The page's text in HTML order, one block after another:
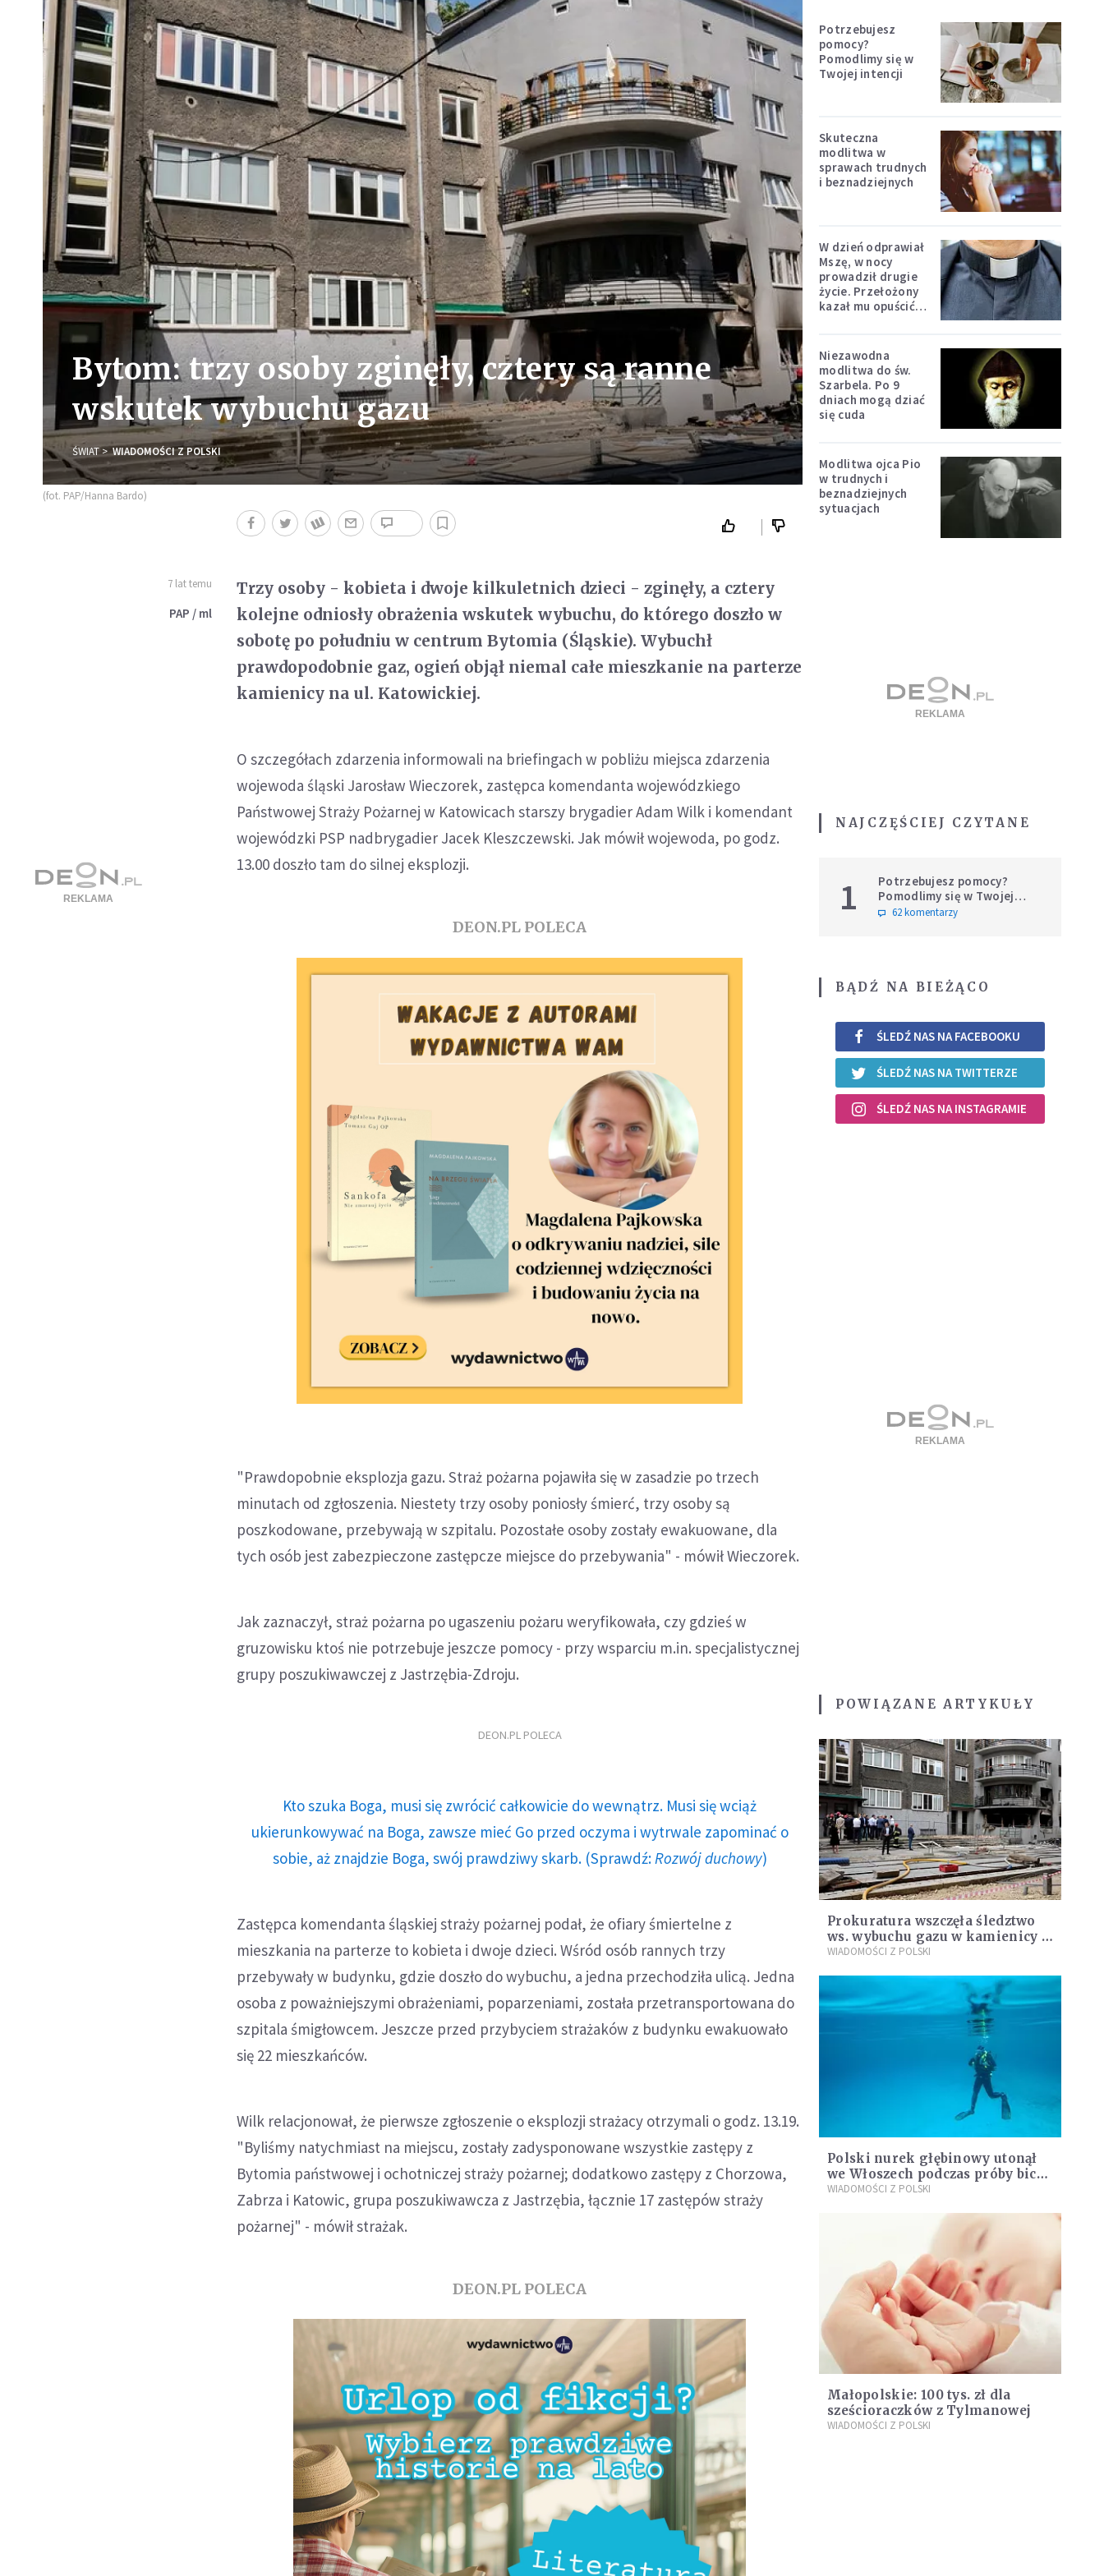
Bytom: trzy osoby zginęły, cztery są ranne
wskutek wybuchu gazu
ŚWIAT WIADOMOŚCI Z POLSKI
(fot. PAP/Hanna Bardo)
7 lat temu
PAP / ml
Trzy osoby - kobieta i dwoje kilkuletnich dzieci - zginęły, a cztery
kolejne odniosły obrażenia wskutek wybuchu, do którego doszło w
sobotę po południu w centrum Bytomia (Śląskie). Wybuchł
prawdopodobnie gaz, ogień objął niemal całe mieszkanie na parterze
kamienicy na ul. Katowickiej.
O szczegółach zdarzenia informowali na briefingach w pobliżu miejsca zdarzenia
wojewoda śląski Jarosław Wieczorek, zastępca komendanta wojewódzkiego
Państwowej Straży Pożarnej w Katowicach starszy brygadier Adam Wilk i komendant
wojewódzki PSP nadbrygadier Jacek Kleszczewski. Jak mówił wojewoda, po godz.
13.00 doszło tam do silnej eksplozji.
DEON.PL POLECA
"Prawdopobnie eksplozja gazu. Straż pożarna pojawiła się w zasadzie po trzech
minutach od zgłoszenia. Niestety trzy osoby poniosły śmierć, trzy osoby są
poszkodowane, przebywają w szpitalu. Pozostałe osoby zostały ewakuowane, dla
tych osób jest zabezpieczone zastępcze miejsce do przebywania" - mówił Wieczorek.
Jak zaznaczył, straż pożarna po ugaszeniu pożaru weryfikowała, czy gdzieś w
gruzowisku ktoś nie potrzebuje jeszcze pomocy - przy wsparciu m.in. specjalistycznej
grupy poszukiwawczej z Jastrzębia-Zdroju.
DEON.PL POLECA
Kto szuka Boga, musi się zwrócić całkowicie do wewnątrz. Musi się wciąż
ukierunkowywać na Boga, zawsze mieć Go przed oczyma i wytrwale zapominać o
sobie, aż znajdzie Boga, swój prawdziwy skarb. (Sprawdź: Rozwój duchowy)
Zastępca komendanta śląskiej straży pożarnej podał, że ofiary śmiertelne z
mieszkania na parterze to kobieta i dwoje dzieci. Wśród osób rannych trzy
przebywały w budynku, gdzie doszło do wybuchu, a jedna przechodziła ulicą. Jedna
osoba z poważniejszymi obrażeniami, poparzeniami, została przetransportowana do
szpitala śmigłowcem. Jeszcze przed przybyciem strażaków z budynku ewakuowało
się 22 mieszkańców.
Wilk relacjonował, że pierwsze zgłoszenie o eksplozji strażacy otrzymali o godz. 13.19.
"Byliśmy natychmiast na miejscu, zostały zadysponowane wszystkie zastępy z
Bytomia państwowej i ochotniczej straży pożarnej; dodatkowo zastępy z Chorzowa,
Zabrza i Katowic, grupa poszukiwawcza z Jastrzębia, łącznie 17 zastępów straży
pożarnej" - mówił strażak.
DEON.PL POLECA
Potrzebujesz
pomocy?
Pomodlimy się w
Twojej intencji
Skuteczna
modlitwa w
sprawach trudnych
i beznadziejnych
W dzień odprawiał
Mszę, w nocy
prowadził drugie
życie. Przełożony
kazał mu opuścić
Niezawodna
modlitwa do św.
Szarbela. Po 9
dniach mogą dziać
się cuda
Modlitwa ojca Pio
w trudnych i
beznadziejnych
sytuacjach
NAJCZĘŚCIEJ CZYTANE
1
Potrzebujesz pomocy?
Pomodlimy się w Twojej
intencji
62 komentarzy
BĄDŹ NA BIEŻĄCO
ŚLEDŹ NAS NA FACEBOOKU
ŚLEDŹ NAS NA TWITTERZE
ŚLEDŹ NAS NA INSTAGRAMIE
POWIĄZANE ARTYKUŁY
Prokuratura wszczęła śledztwo
ws. wybuchu gazu w kamienicy w
Bytomiu
WIADOMOŚCI Z POLSKI
Polski nurek głębinowy utonął
we Włoszech podczas próby bicia
rekordu
WIADOMOŚCI Z POLSKI
Małopolskie: 100 tys. zł dla
sześcioraczków z Tylmanowej
WIADOMOŚCI Z POLSKI